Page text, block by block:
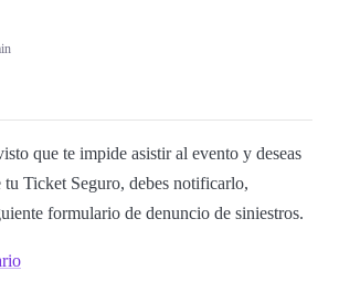
que te impide asistir al evento y deseas
Ticket Seguro, debes notificarlo,
formulario de denuncio de siniestros.